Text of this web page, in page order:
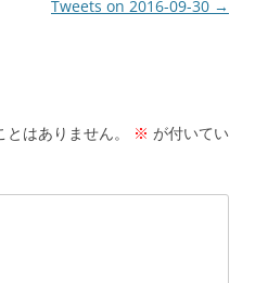
Tweets on 2016-09-30 →
はありません。 ※ が付いてい